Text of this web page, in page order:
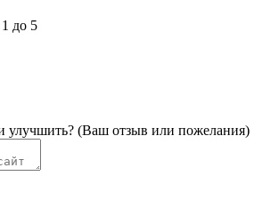
до 5
улучшить? (Ваш отзыв или пожелания)